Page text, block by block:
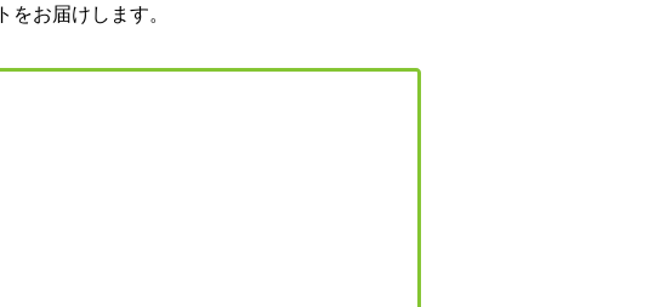
お届けします。